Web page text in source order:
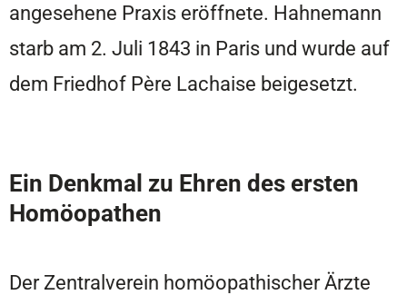
angesehene Praxis eröffnete. Hahnemann
starb am 2. Juli 1843 in Paris und wurde auf
dem Friedhof Père Lachaise beigesetzt.
Ein Denkmal zu Ehren des ersten
Homöopathen
Der Zentralverein homöopathischer Ärzte